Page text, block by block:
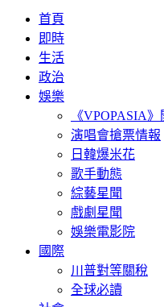
首頁
即時
生活
政治
娛樂
《VPOPASIA
演唱會搶票情報
日韓爆米花
歌手動態
綜藝星聞
戲劇星聞
娛樂電影院
國際
川普對等關稅
全球必讀